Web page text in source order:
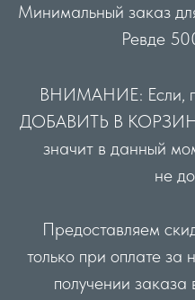
Минимальный заказ
Ревде
ВНИМАНИЕ: Если,
ДОБАВИТЬ В КОРЗИНУ
значит в данный
не
Предоставляем
только при оплате за
получении